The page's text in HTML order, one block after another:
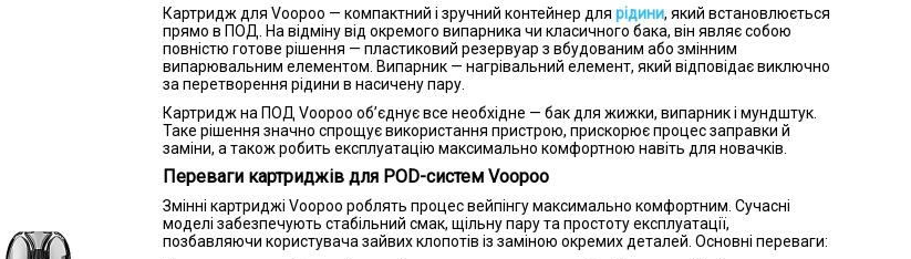
Картридж для Voopoo — компактний і зручний контейнер для рідини, який встановлюється
прямо в ПОД. На відміну від окремого випарника чи класичного бака, він являє собою
повністю готове рішення — пластиковий резервуар з вбудованим або змінним
випарювальним елементом. Випарник — нагрівальний елемент, який відповідає виключно
за перетворення рідини в насичену пару.
Картридж на ПОД Voopoo об’єднує все необхідне — бак для жижки, випарник і мундштук.
Таке рішення значно спрощує використання пристрою, прискорює процес заправки й
заміни, а також робить експлуатацію максимально комфортною навіть для новачків.
Переваги картриджів для POD-систем Voopoo
Змінні картриджі Voopoo роблять процес вейпінгу максимально комфортним. Сучасні
моделі забезпечують стабільний смак, щільну пару та простоту експлуатації,
позбавляючи користувача зайвих клопотів із заміною окремих деталей. Основні переваги: